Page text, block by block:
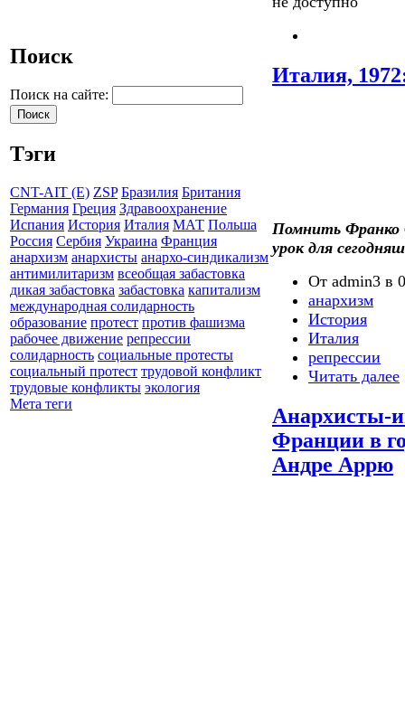
Поиск
Поиск на сайте:
Тэги
CNT-AIT (E) ZSP Бразилия Британия
Германия Греция Здравоохранение
Испания История Италия МАТ Польша
Россия Сербия Украина Франция
анархизм анархисты анархо-синдикализм
антимилитаризм всеобщая забастовка
дикая забастовка забастовка капитализм
международная солидарность
образование протест против фашизма
рабочее движение репрессии
солидарность социальные протесты
социальный протест трудовой конфликт
трудовые конфликты экология
Мета теги
Италия,
Помнить Франко
урок для
От admin3 в
анархизм
История
Италия
репрессии
Читать далее
Анархисты-
Франции в
Андре Аррю